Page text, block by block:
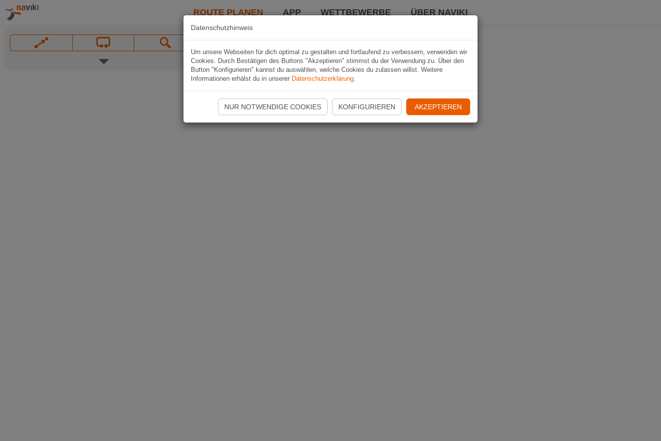
ROUTE PLANEN APP WETTBEWERBE ÜBER NAVIKI
Datenschutzhinweis
Um unsere Webseiten für dich optimal zu gestalten und fortlaufend zu verbessern, verwenden wir
Cookies. Durch Bestätigen des Buttons "Akzeptieren" stimmst du der Verwendung zu. Über den
Button "Konfigurieren" kannst du auswählen, welche Cookies du zulassen willst. Weitere
Informationen erhälst du in unserer Datenschutzerklärung.
NUR NOTWENDIGE COOKIES KONFIGURIEREN AKZEPTIEREN